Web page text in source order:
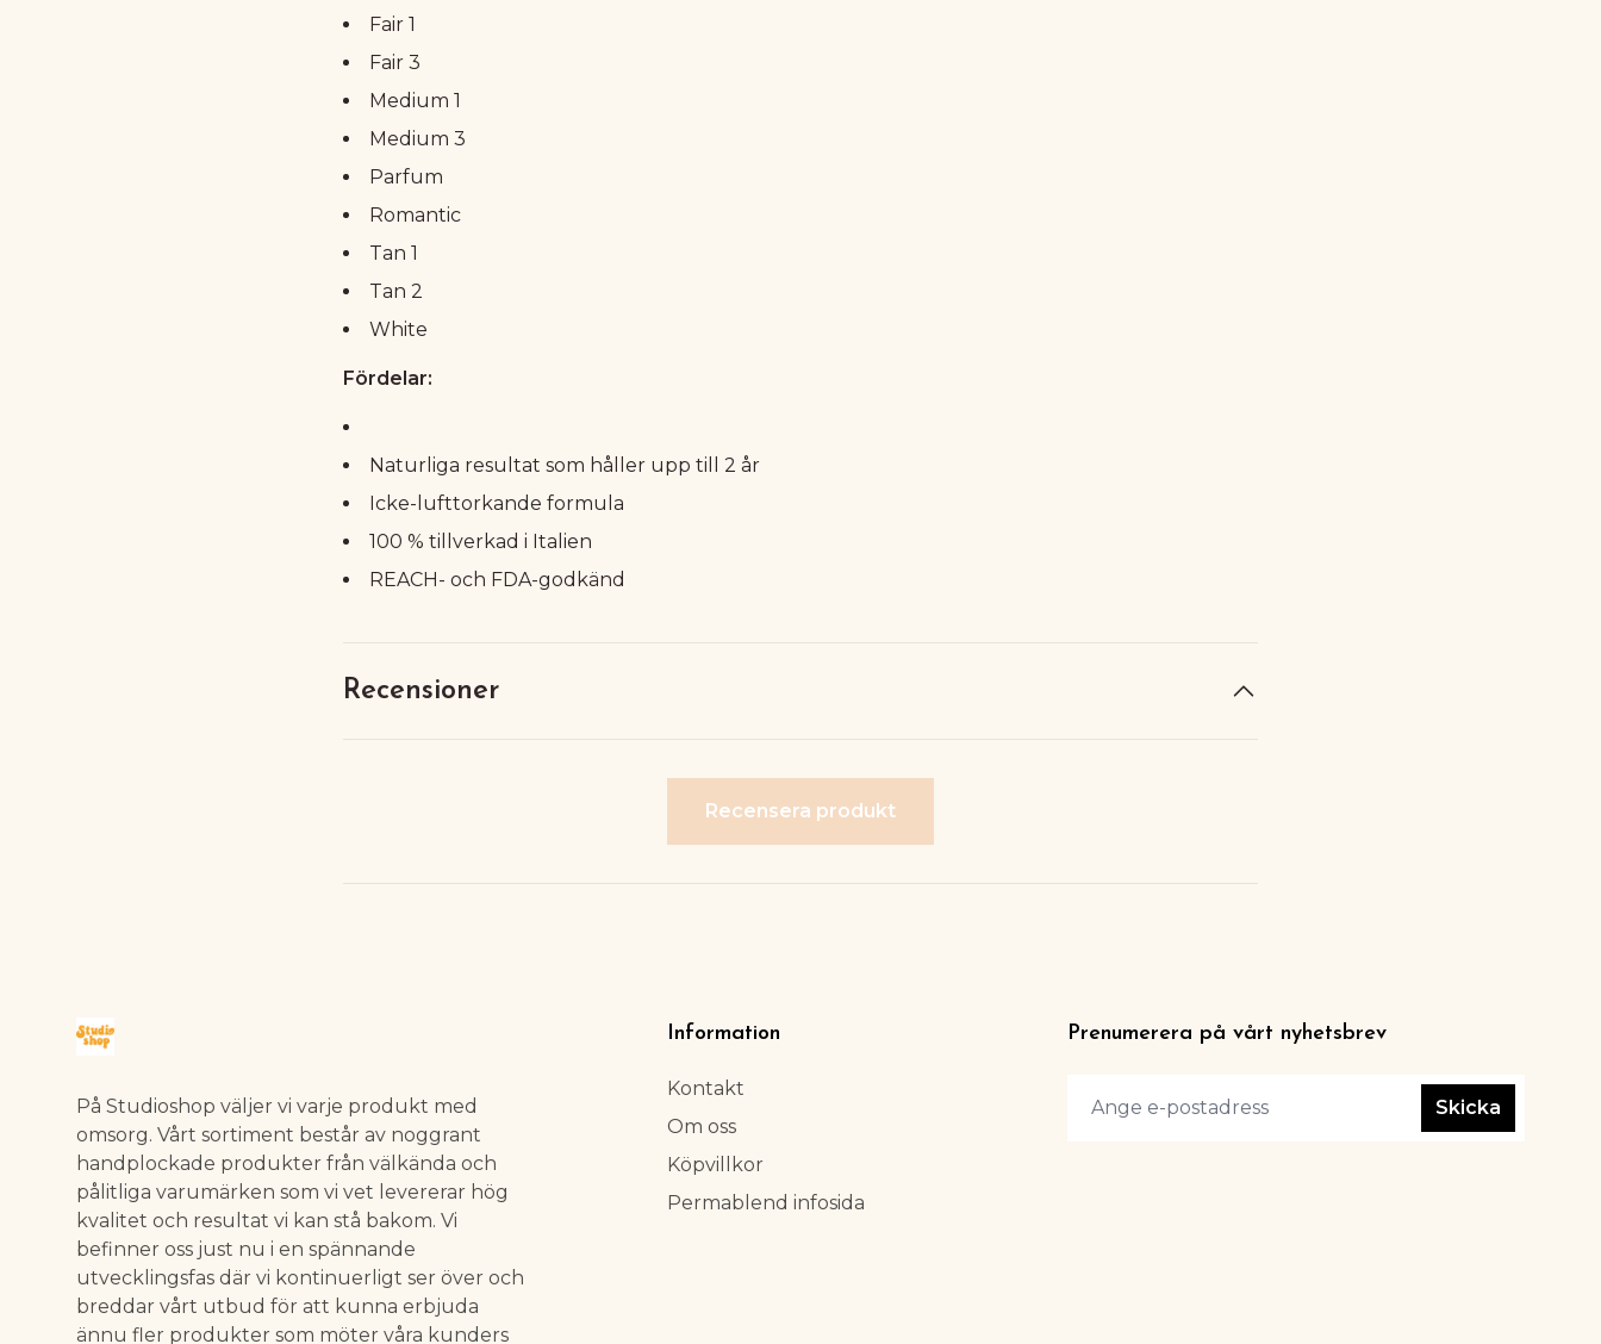
Fair 1
Fair 3
Medium 1
Medium 3
Parfum
Romantic
Tan 1
Tan 2
White
Fördelar:
Naturliga resultat som håller upp till 2 år
Icke-lufttorkande formula
100 % tillverkad i Italien
REACH- och FDA-godkänd
Recensioner
Recensera produkt
På Studioshop väljer vi varje produkt med
omsorg. Vårt sortiment består av noggrant
handplockade produkter från välkända och
pålitliga varumärken som vi vet levererar hög
kvalitet och resultat vi kan stå bakom. Vi
befinner oss just nu i en spännande
utvecklingsfas där vi kontinuerligt ser över och
breddar vårt utbud för att kunna erbjuda
ännu fler produkter som möter våra kunders
Information
Kontakt
Om oss
Köpvillkor
Permablend infosida
Prenumerera på vårt nyhetsbrev
Skicka